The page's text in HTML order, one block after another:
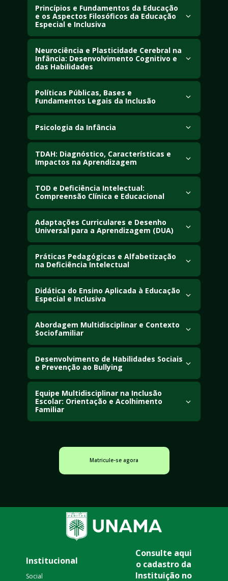
Princípios e Fundamentos da Educação
e os Aspectos Filosóficos da Educação
Especial e Inclusiva
Aprofunde marcos históricos e conceituais da
educação, da segregação à inclusão, e
aspectos filosóficos da equidade.
Neurociência e Plasticidade Cerebral na
Infância: Desenvolvimento Cognitivo e
das Habilidades
Entenda mecanismos biológicos e funcionais
do SNC na infância.
Políticas Públicas, Bases e
Fundamentos Legais da Inclusão
Analise diretrizes, bases legais e políticas
públicas da educação especial e inclusiva, e
Psicologia da Infância
Explore teorias do desenvolvimento
(psicanalítica, cognitiva), identidade e influência
dos contextos socioculturais.
TDAH: Diagnóstico, Características e
Impactos na Aprendizagem
Estude TDAH: diagnóstico (DSM-5, CID-11),
subtipos, impactos nas funções executivas e
comorbidades.
TOD e Deficiência Intelectual:
Compreensão Clínica e Educacional
Estude TOD e Deficiência Intelectual: etiologia,
diagnóstico, comorbidades e implicações
clínicas/educacionais.
Adaptações Curriculares e Desenho
Universal para a Aprendizagem (DUA)
Estude DUA como arcabouço para ambientes
flexíveis, adaptações curriculares, PDI/PEI e
tecnologias assistivas.
Práticas Pedagógicas e Alfabetização
na Deficiência Intelectual
Analise alfabetização para DI, métodos
multissensoriais, recursos adaptados e
comunicação alternativa.
Didática do Ensino Aplicada à Educação
Especial e Inclusiva
Examine didática, metodologias inovadoras e
práticas pedagógicas inclusivas em diversos
níveis de ensino.
Abordagem Multidisciplinar e Contexto
Sociofamiliar
Analise a abordagem multidisciplinar, impacto
do diagnóstico familiar, comunicação e redes
de apoio comunitário.
Desenvolvimento de Habilidades Sociais
e Prevenção ao Bullying
Desenvolva estratégias para HS, analise déficits
em TDAH/TOD/DI e previna bullying com
educação socioemocional.
Equipe Multidisciplinar na Inclusão
Escolar: Orientação e Acolhimento
Familiar
escola-família.
Matricule-se agora
Social
Institucional
Consulte aqui
o cadastro da
Instituição no